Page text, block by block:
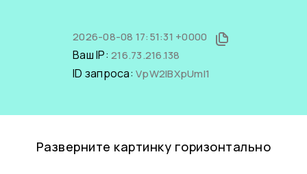
2026-08-08 17:51:31 +0000
Ваш IP: 216.73.216.138
ID запроса: VpW2IBXpUmI1
Разверните картинку горизонтально